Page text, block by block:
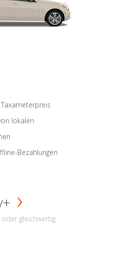
lokalen
Bezahlungen
oder gleichwertig